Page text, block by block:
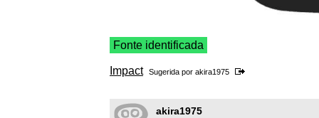
Fonte identificada
Impact Sugerida por akira1975
akira1975